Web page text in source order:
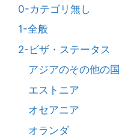
0-カテゴリ無し
1-全般
2-ビザ・ステータス
アジアのその他の国
エストニア
オセアニア
オランダ